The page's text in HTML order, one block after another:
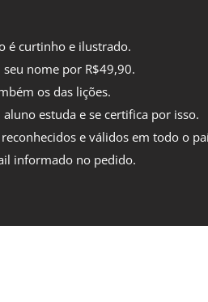
é curtinho e ilustrado.
nome por R$49,90.
os das lições.
estuda e se certifica por isso.
e válidos em todo o
informado no pedido.